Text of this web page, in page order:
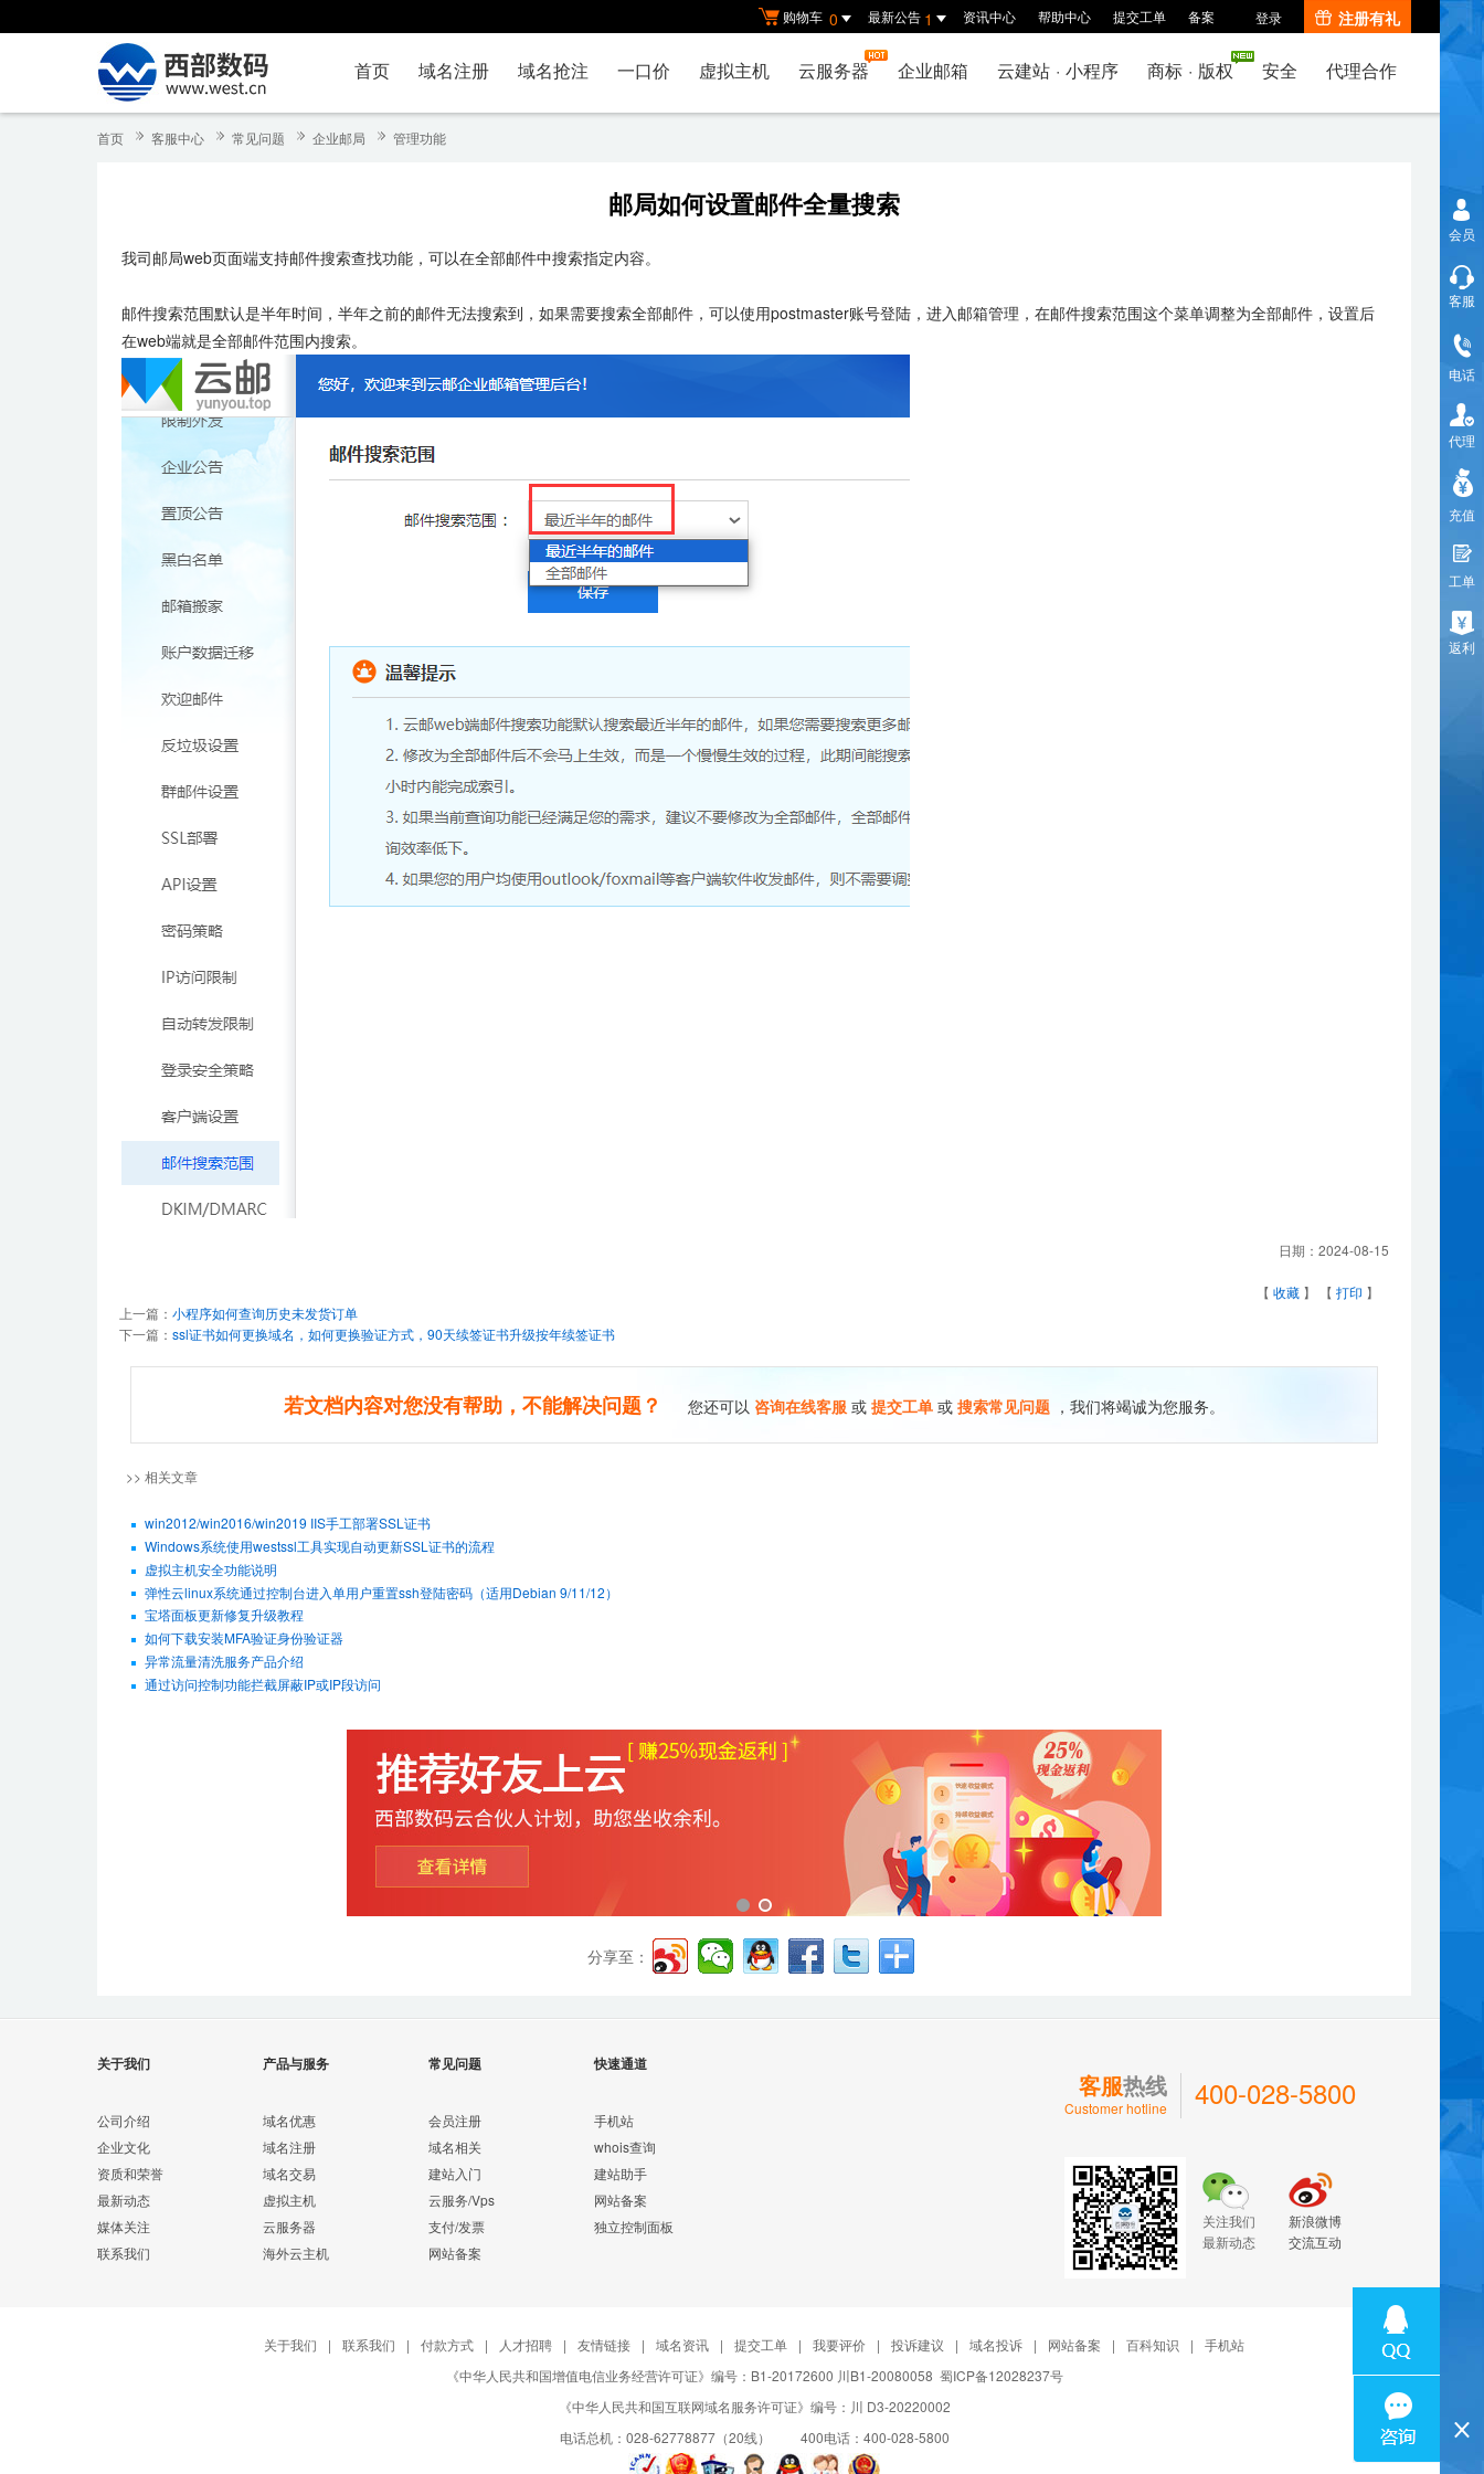
购物车 0 最新公告 1 资讯中心 帮助中心 提交工单 备案 登录 注册有礼
首页 域名注册 域名抢注 一口价 虚拟主机 云服务器 企业邮箱 云建站 · 小程序 商标 · 版权 安全 代理合作
首页 客服中心 常见问题 企业邮局 管理功能
邮局如何设置邮件全量搜索
我司邮局web页面端支持邮件搜索查找功能，可以在全部邮件中搜索指定内容。
邮件搜索范围默认是半年时间，半年之前的邮件无法搜索到，如果需要搜索全部邮件，可以使用postmaster账号登陆，进入邮箱管理，在邮件搜索范围这个菜单调整为全部邮件，设置后
在web端就是全部邮件范围内搜索。
日期： 2024-08-15
【 收藏 】 【 打印 】
上一篇： 小程序如何查询历史未发货订单
下一篇： ssl证书如何更换域名，如何更换验证方式，90天续签证书升级按年续签证书
若文档内容对您没有帮助，不能解决问题？ 您还可以 咨询在线客服 或 提交工单 或 搜索常见问题 ，我们将竭诚为您服务。
>> 相关文章
win2012/win2016/win2019 IIS手工部署SSL证书
Windows系统使用westssl工具实现自动更新SSL证书的流程
虚拟主机安全功能说明
弹性云linux系统通过控制台进入单用户重置ssh登陆密码（适用Debian 9/11/12）
宝塔面板更新修复升级教程
如何下载安装MFA验证身份验证器
异常流量清洗服务产品介绍
通过访问控制功能拦截屏蔽IP或IP段访问
分享至：
关于我们
公司介绍
企业文化
资质和荣誉
最新动态
媒体关注
联系我们
产品与服务
域名优惠
域名注册
域名交易
虚拟主机
云服务器
海外云主机
常见问题
会员注册
域名相关
建站入门
云服务/Vps
支付/发票
网站备案
快速通道
手机站
whois查询
建站助手
网站备案
独立控制面板
客服热线
Customer hotline 400-028-5800
关注我们
最新动态
新浪微博
交流互动
关于我们 | 联系我们 | 付款方式 | 人才招聘 | 友情链接 | 域名资讯 | 提交工单 | 我要评价 | 投诉建议 | 域名投诉 | 网站备案 | 百科知识 |
手机站
《中华人民共和国增值电信业务经营许可证》编号：B1-20172600 川B1-20080058 蜀ICP备12028237号
《中华人民共和国互联网域名服务许可证》编号：川 D3-20220002
电话总机：028-62778877（20线） 400电话：400-028-5800
会员
客服
电话
代理
充值
工单
返利